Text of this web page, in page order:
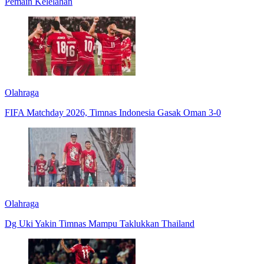
Olahraga
FIFA Matchday 2026, Timnas Indonesia Gasak Oman 3-0
Olahraga
Dg Uki Yakin Timnas Mampu Taklukkan Thailand